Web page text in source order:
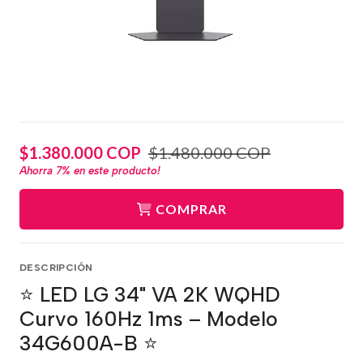
$1.380.000 COP $1.480.000 COP
Ahorra 7% en este producto!
COMPRAR
DESCRIPCIÓN
⭐ LED LG 34" VA 2K WQHD
Curvo 160Hz 1ms – Modelo
34G600A-B ⭐